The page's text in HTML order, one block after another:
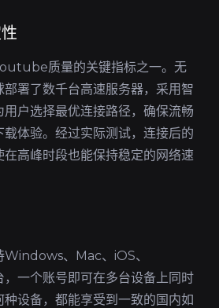
质量的关键指标之一。无
部署了数千台高速服务器，采用智
户选择最优连接路径，确保流畅
体验。经过实际测试，连接后的
高峰时段也能保持稳定的网络速
Windows、Mac、iOS、
一个账号即可在多台设备上同时
设备，都能享受到一致的国内如